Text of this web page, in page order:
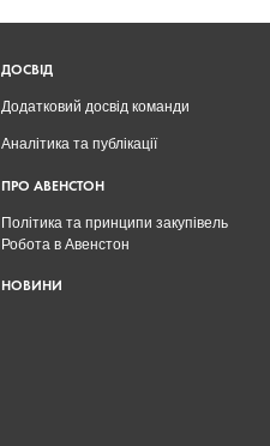
ДОСВІД
Додатковий досвід команди
Аналітика та публікації
ПРО АВЕНСТОН
Політика та принципи закупівель
Робота в Авенстон
НОВИНИ